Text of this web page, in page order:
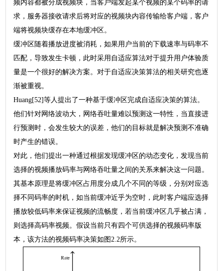
频内容都被分成视频块，当客户端发起某个视频的某个码率的请
求，服务器接收请求后将对应的视频块内容传输给客户端，客户
端将视频块缓存在本地缓冲区。
缓冲区随着播放进度被消耗，如果用户当前的下载速率与码率不
匹配，导致发生卡顿，此时采用自适应算法对于提升用户体验质
量是一个很好的解决方案。对于自适应决策算法的相关研究也逐
渐被重视。
Huang[52]等人提出了一种基于缓冲区完成自适应决策的算法。
他们针对网络波动大，网络吞吐量难以预测这一特性，当直接进
行预测时，会发生较大的误差，他们的目标就是解决预测不准确
时产生的错误。
对此，他们提出一种通过根据发现缓冲区的动态变化，发现当前
选择的视频播放码率与网络吞吐量之间的关系来解决这一问题。
其基本原理是将缓冲区占用度分成几个不同的等级，分别对应选
择不同码率的时机，如当前缓冲近乎为空时，此时客户端应选择
播放较低码率来保证视频的流畅度，若当前缓冲区几乎被占满，
则选择高码率视频。假设当前只有四个可供选择的视频码率版
本，该方法的视频码率决策如图2.2所示。